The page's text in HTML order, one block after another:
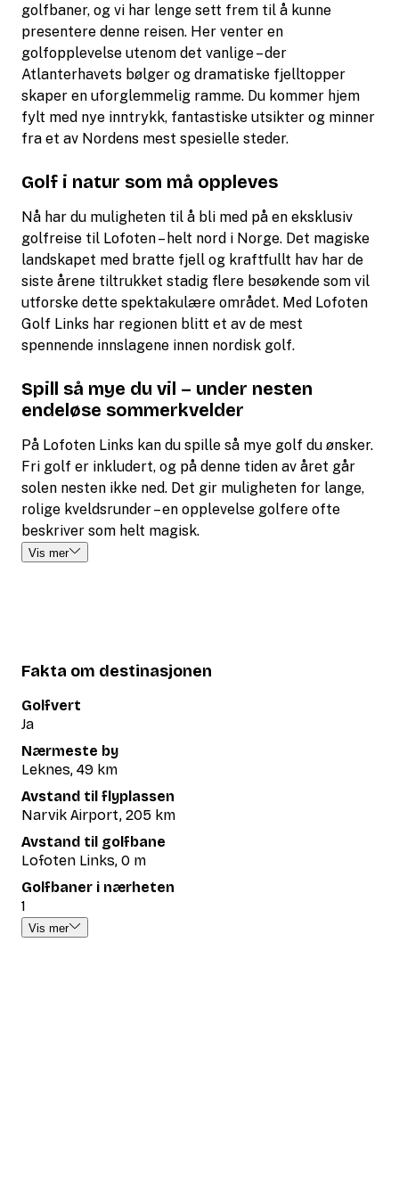
golfbaner, og vi har lenge sett frem til å kunne
presentere denne reisen. Her venter en
golfopplevelse utenom det vanlige – der
Atlanterhavets bølger og dramatiske fjelltopper
skaper en uforglemmelig ramme. Du kommer hjem
fylt med nye inntrykk, fantastiske utsikter og minner
fra et av Nordens mest spesielle steder.
Golf i natur som må oppleves
Nå har du muligheten til å bli med på en eksklusiv
golfreise til Lofoten – helt nord i Norge. Det magiske
landskapet med bratte fjell og kraftfullt hav har de
siste årene tiltrukket stadig flere besøkende som vil
utforske dette spektakulære området. Med Lofoten
Golf Links har regionen blitt et av de mest
spennende innslagene innen nordisk golf.
Spill så mye du vil – under nesten
endeløse sommerkvelder
På Lofoten Links kan du spille så mye golf du ønsker.
Fri golf er inkludert, og på denne tiden av året går
solen nesten ikke ned. Det gir muligheten for lange,
rolige kveldsrunder – en opplevelse golfere ofte
beskriver som helt magisk.
Vis mer
Fakta om destinasjonen
Golfvert
Ja
Nærmeste by
Leknes, 49 km
Avstand til flyplassen
Narvik Airport, 205 km
Avstand til golfbane
Lofoten Links, 0 m
Golfbaner i nærheten
1
Vis mer